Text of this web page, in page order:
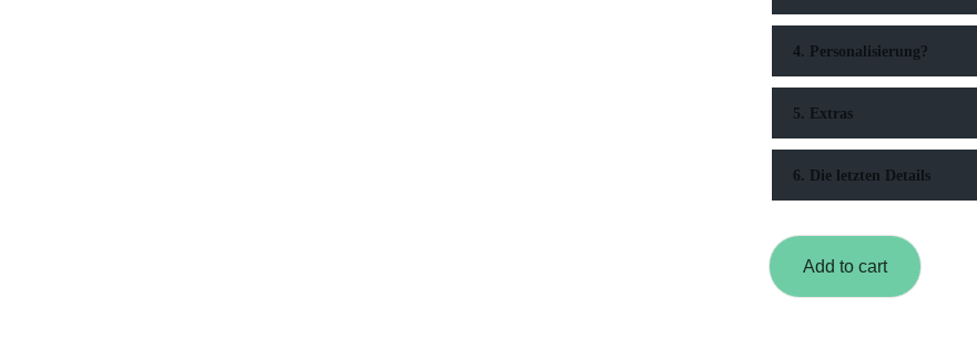
4. Personalisierung?
5. Extras
6. Die letzten Details
Add to cart